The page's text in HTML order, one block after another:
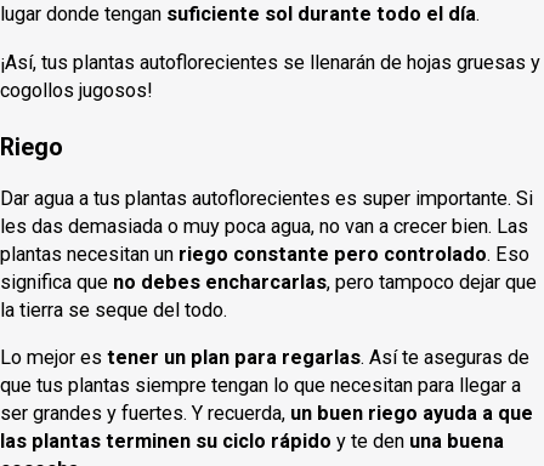
lugar donde tengan suficiente sol durante todo el día.
¡Así, tus plantas autoflorecientes se llenarán de hojas gruesas y
cogollos jugosos!
Riego
Dar agua a tus plantas autoflorecientes es super importante. Si
les das demasiada o muy poca agua, no van a crecer bien. Las
plantas necesitan un riego constante pero controlado. Eso
significa que no debes encharcarlas, pero tampoco dejar que
la tierra se seque del todo.
Lo mejor es tener un plan para regarlas. Así te aseguras de
que tus plantas siempre tengan lo que necesitan para llegar a
ser grandes y fuertes. Y recuerda, un buen riego ayuda a que
las plantas terminen su ciclo rápido y te den una buena